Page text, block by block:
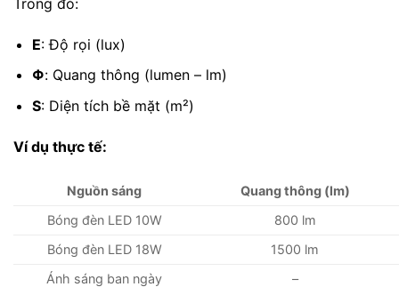
E: Độ rọi (lux)
Φ: Quang thông (lumen – lm)
S: Diện tích bề mặt (m²)
Ví dụ thực tế:
Nguồn sáng
Quang thông (lm)
Bóng đèn LED 10W
800 lm
Bóng đèn LED 18W
1500 lm
Ánh sáng ban ngày
–